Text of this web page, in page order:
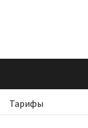
Тарифы